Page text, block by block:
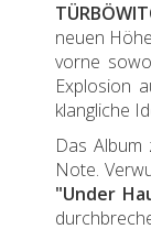
neuen
vorne
Explosion
klangliche
Das Album
Note.
"Under